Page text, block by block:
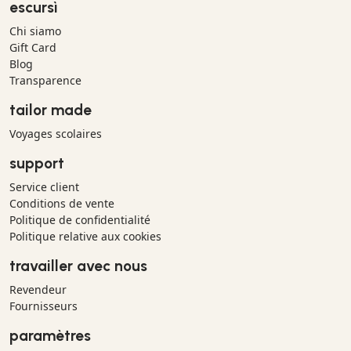
escursì
Chi siamo
Gift Card
Blog
Transparence
tailor made
Voyages scolaires
support
Service client
Conditions de vente
Politique de confidentialité
Politique relative aux cookies
travailler avec nous
Revendeur
Fournisseurs
paramètres